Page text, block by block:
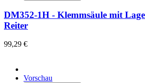
DM352-1H - Klemmsäule mit
Reiter
99,29 €
Vorschau